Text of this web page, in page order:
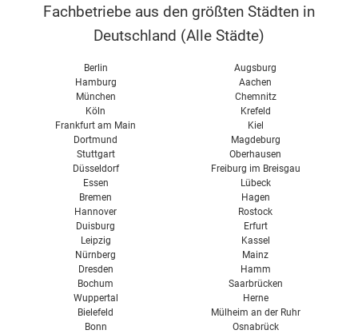
Auro
Caparol
Remmers
Sikkens
Südwest
Fachbetriebe aus den größten Städten in
Deutschland (Alle Städte)
Berlin
Hamburg
München
Köln
Frankfurt am Main
Dortmund
Stuttgart
Düsseldorf
Essen
Bremen
Hannover
Duisburg
Leipzig
Nürnberg
Dresden
Bochum
Wuppertal
Bielefeld
Bonn
Augsburg
Aachen
Chemnitz
Krefeld
Kiel
Magdeburg
Oberhausen
Freiburg im Breisgau
Lübeck
Hagen
Rostock
Erfurt
Kassel
Mainz
Hamm
Saarbrücken
Herne
Mülheim an der Ruhr
Osnabrück